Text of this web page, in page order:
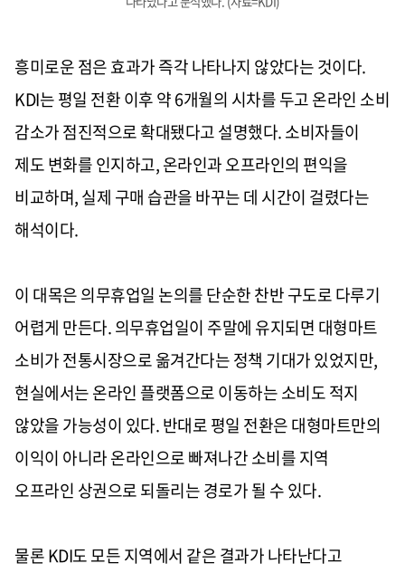
흥미로운 점은 효과가 즉각 나타나지 않았다는 것이다.
KDI는 평일 전환 이후 약 6개월의 시차를 두고 온라인 소비
감소가 점진적으로 확대됐다고 설명했다. 소비자들이
제도 변화를 인지하고, 온라인과 오프라인의 편익을
비교하며, 실제 구매 습관을 바꾸는 데 시간이 걸렸다는
해석이다.
이 대목은 의무휴업일 논의를 단순한 찬반 구도로 다루기
어렵게 만든다. 의무휴업일이 주말에 유지되면 대형마트
소비가 전통시장으로 옮겨간다는 정책 기대가 있었지만,
현실에서는 온라인 플랫폼으로 이동하는 소비도 적지
않았을 가능성이 있다. 반대로 평일 전환은 대형마트만의
이익이 아니라 온라인으로 빠져나간 소비를 지역
오프라인 상권으로 되돌리는 경로가 될 수 있다.
물론 KDI도 모든 지역에서 같은 결과가 나타난다고